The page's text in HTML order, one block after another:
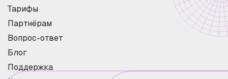
Тарифы
Партнёрам
Вопрос-ответ
Блог
Поддержка